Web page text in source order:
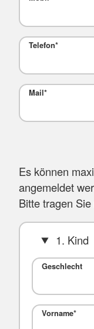
Telefon*
Mail*
Es können
angemeldet
Bitte tragen
1. Kind
Geschlecht
Vorname*